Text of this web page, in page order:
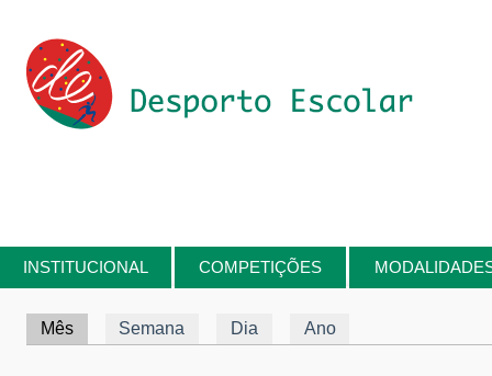
INSTITUCIONAL COMPETIÇÕES
Está aqui
Separadores primários
Mês(separador ativo)
Semana Dia Ano